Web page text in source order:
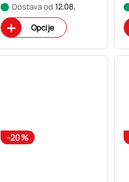
Dostava od 12.08.
Opcije
-20%